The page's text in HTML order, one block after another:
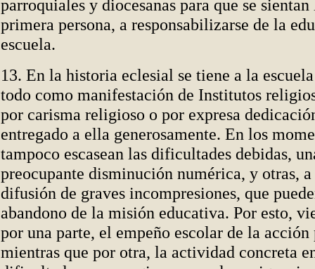
parroquiales y diocesanas para que se
primera persona, a responsabilizarse de la
escuela.
13. En la historia eclesial se tiene a la
todo como manifestación de Institutos
por carisma religioso o por expresa
entregado a ella generosamente. En los
tampoco escasean las dificultades debidas,
preocupante disminución numérica, y otras,
difusión de graves incompresiones, que
abandono de la misión educativa. Por esto,
por una parte, el empeño escolar de la acción
mientras que por otra, la actividad concreta